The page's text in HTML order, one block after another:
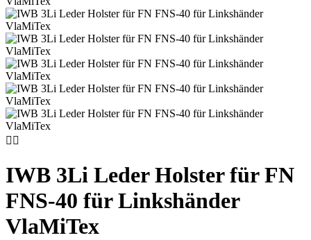
 
IWB 3Li Leder Holster für FN
FNS-40 für Linkshänder
VlaMiTex